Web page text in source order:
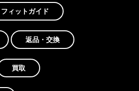
ィットガイド
返品・交換
買取